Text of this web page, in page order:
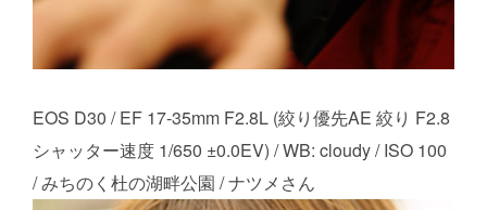
EOS D30 / EF 17-35mm F2.8L (絞り優先AE 絞り F2.8
シャッター速度 1/650 ±0.0EV) / WB: cloudy / ISO 100
/ みちのく杜の湖畔公園 / ナツメさん